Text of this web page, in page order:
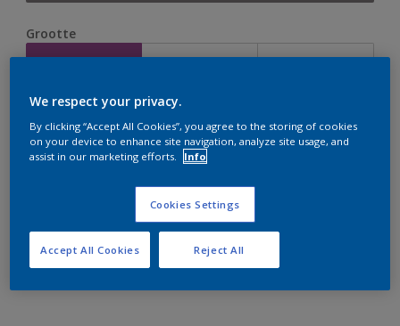
Grootte
2,5 L 5 L 10 L
Verfcalculator
Bereken
Op dit moment is het niet mogelijk dit product online
te bestellen. Houd de website in de gaten, we werken
er hard aan om de voorraad aan te vullen.
We respect your privacy.
By clicking “Accept All Cookies”, you agree to the storing of cookies
on your device to enhance site navigation, analyze site usage, and
assist in our marketing efforts.
Info
Cookies Settings
Reject All
Accept All Cookies